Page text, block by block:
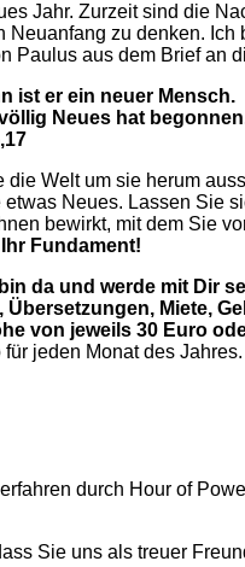
Jahr. Zurzeit sind die
zu denken.
Paulus aus dem Brief an
ist er ein neuer Mensch.
Neues hat
Welt um sie herum
Neues. Lassen Sie
bewirkt, mit dem Sie
Fundament!
da und werde mit Dir
Miete,
von jeweils 30 Euro
jeden Monat des Jahres.
durch Hour of
Sie uns als treuer